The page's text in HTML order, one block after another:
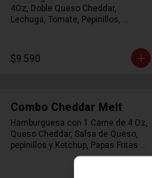
4Oz, Doble Queso Cheddar,
Lechuga, Tomate, Pepinillos,
$9.590
Combo Cheddar Melt
Hamburguesa con 1 Carne de 4 Oz,
Queso Cheddar, Salsa de Queso,
pepinillos y Ketchup, Papas Fritas
Mediana, Bebida Lata.